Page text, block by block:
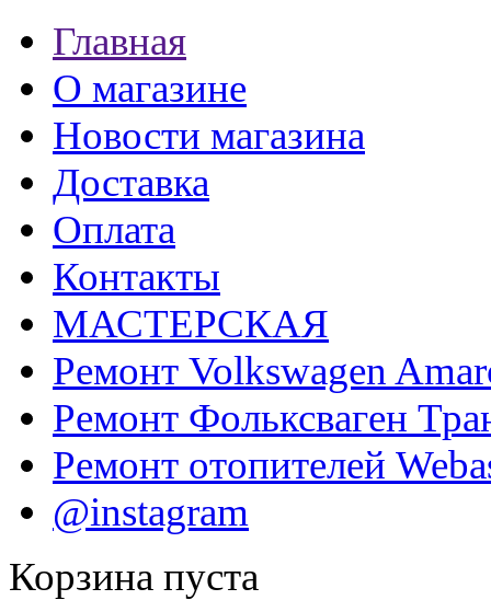
Главная
О магазине
Новости магазина
Доставка
Оплата
Контакты
МАСТЕРСКАЯ
Ремонт Volkswagen
Ремонт Фольксваген
Ремонт отопителей
@instagram
Корзина пуста